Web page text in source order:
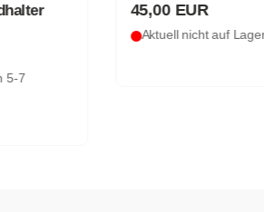
45,00 EUR
Aktuell nicht auf Lager